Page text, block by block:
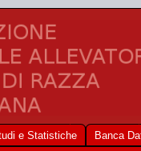
e Statistiche
Banca